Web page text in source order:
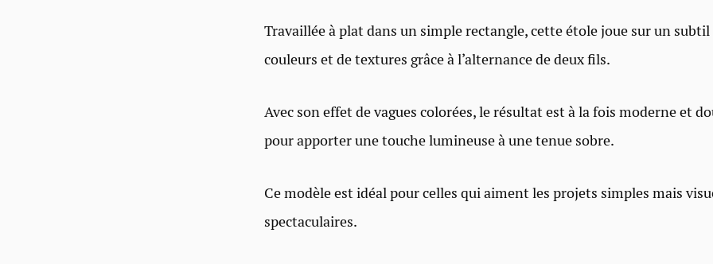
Travaillée à plat dans un simple rectangle, cette étole joue sur un subtil
couleurs et de textures grâce à l’alternance de deux fils.
Avec son effet de vagues colorées, le résultat est à la fois moderne et
pour apporter une touche lumineuse à une tenue sobre.
Ce modèle est idéal pour celles qui aiment les projets simples mais
spectaculaires.